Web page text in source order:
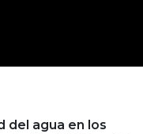
del agua en los